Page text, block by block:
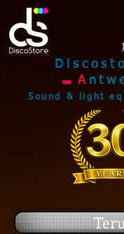
A
Sound & light